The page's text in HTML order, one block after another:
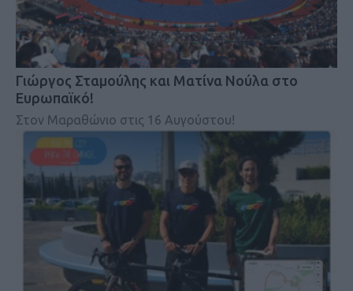
Γιώργος Σταμούλης και Ματίνα Νούλα στο
Ευρωπαϊκό!
Στον Μαραθώνιο στις 16 Αυγούστου!